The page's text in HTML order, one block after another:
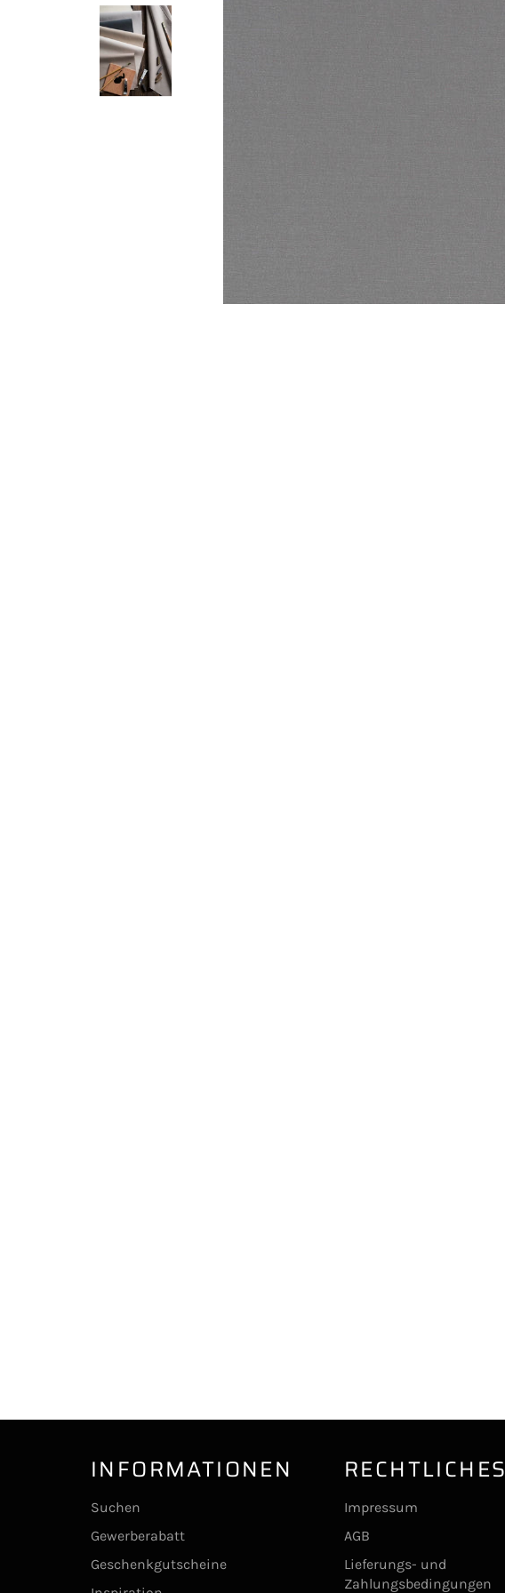
INFORMATIONEN
Suchen
Gewerberabatt
Geschenkgutscheine
RECHTLICHES
Impressum
AGB
Lieferungs- und
Zahlungsbedingungen